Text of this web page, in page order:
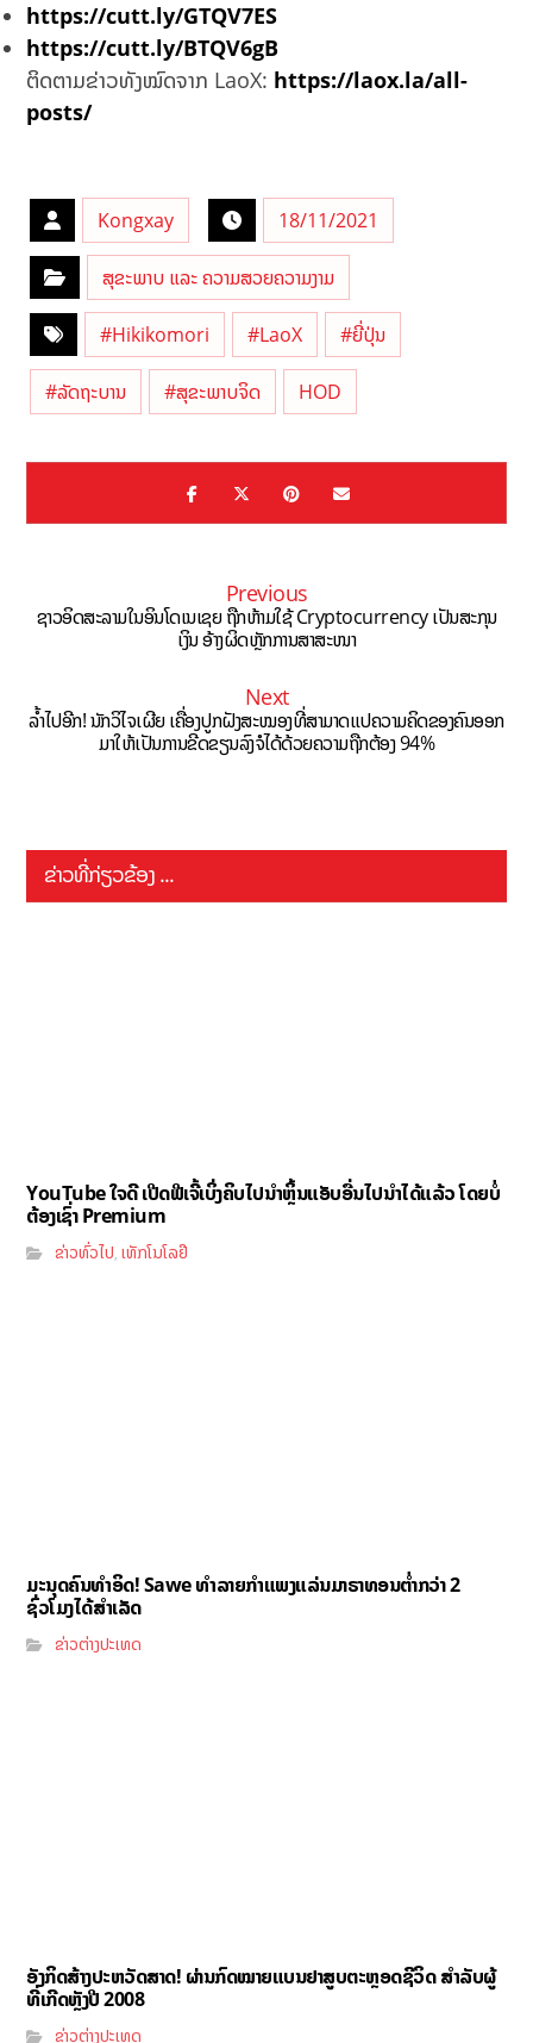
https://cutt.ly/GTQV7ES
https://cutt.ly/BTQV6gB
ຕິດຕາມຂ່າວທັງໝົດຈາກ LaoX: https://laox.la/all-
posts/
Kongxay 18/11/2021
ສຸຂະພາບ ແລະ ຄວາມສວຍຄວາມງາມ
#Hikikomori #LaoX #ຍີ່ປຸ່ນ
#ລັດຖະບານ #ສຸຂະພາບຈິດ HOD
Previous
ຊາວອິດສະລາມໃນອິນໂດເນເຊຍ ຖືກຫ້າມໃຊ້ Cryptocurrency ເປັນສະກຸນ
ເງິນ ອ້າງຜິດຫຼັກການສາສະໜາ
Next
ລ້ຳໄປອີກ! ນັກວິໄຈເຜີຍ ເຄື່ອງປູກຝັງສະໝອງທີ່ສາມາດແປຄວາມຄິດຂອງຄົນອອກ
ມາໃຫ້ເປັນການຂີດຂຽນລົງຈໍໄດ້ດ້ວຍຄວາມຖືກຕ້ອງ 94%
ຂ່າວທີ່ກ່ຽວຂ້ອງ ...
YouTube ໃຈດີ ເປີດຟີເຈີ້ເບິ່ງຄິບໄປນຳຫຼິ້ນແອັບອື່ນໄປນຳໄດ້ແລ້ວ ໂດຍບໍ່
ຕ້ອງເຊົ່າ Premium
ຂ່າວທົ່ວໄປ,ເທັກໂນໂລຢີ
ມະນຸດຄົນທຳອິດ! Sawe ທຳລາຍກຳແພງແລ່ນມາຣາທອນຕ່ຳກວ່າ 2
ຊົ່ວໂມງໄດ້ສຳເລັດ
ຂ່າວຕ່າງປະເທດ
ອັງກິດສ້າງປະຫວັດສາດ! ຜ່ານກົດໝາຍແບນຢາສູບຕະຫຼອດຊີວິດ ສຳລັບຜູ້
ທີ່ເກີດຫຼັງປີ 2008
ຂ່າວຕ່າງປະເທດ